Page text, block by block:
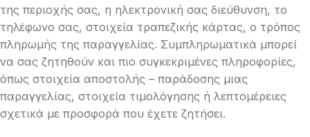
της περιοχής σας, η ηλεκτρονική σας διεύθυνση, το
τηλέφωνο σας, στοιχεία τραπεζικής κάρτας, ο τρόπος
πληρωμής της παραγγελίας. Συμπληρωματικά μπορεί
να σας ζητηθούν και πιο συγκεκριμένες πληροφορίες,
όπως στοιχεία αποστολής – παράδοσης μιας
παραγγελίας, στοιχεία τιμολόγησης ή λεπτομέρειες
σχετικά με προσφορά που έχετε ζητήσει.